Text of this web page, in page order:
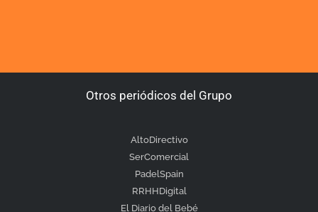
Otros periódicos del Grupo
AltoDirectivo
SerComercial
PadelSpain
RRHHDigital
El Diario del Bebé